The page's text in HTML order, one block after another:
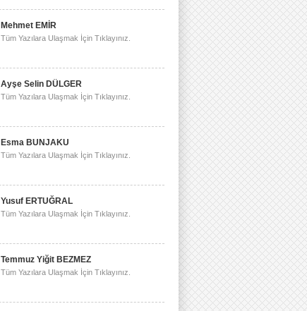
Mehmet EMİR
Tüm Yazılara Ulaşmak İçin Tıklayınız.
Ayşe Selin DÜLGER
Tüm Yazılara Ulaşmak İçin Tıklayınız.
Esma BUNJAKU
Tüm Yazılara Ulaşmak İçin Tıklayınız.
Yusuf ERTUĞRAL
Tüm Yazılara Ulaşmak İçin Tıklayınız.
Temmuz Yiğit BEZMEZ
Tüm Yazılara Ulaşmak İçin Tıklayınız.